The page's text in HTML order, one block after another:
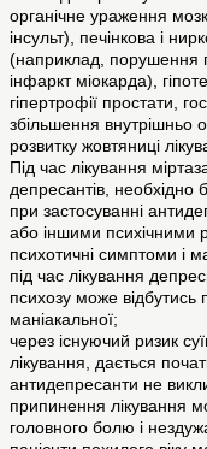
органічне ураження
інсульт), печінкова і
(наприклад, порушення
інфаркт міокарда),
гіпертрофії простати,
збільшення внутрішньо
розвитку жовтяниці
Під час лікування
депресантів, необхідно
при застосуванні
або іншими психічними
психотичні симптоми і
під час лікування
психозу може
маніакальної;
через існуючий ризик
лікування, дається
антидепресанти не
припинення лікування
головного болю і